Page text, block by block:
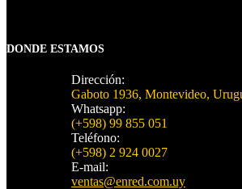
DONDE ESTAMOS
Dirección:
Gaboto 1936, Montevideo,
Whatsapp:
(+598) 99 855 051
Teléfono:
(+598) 2 924 0027
E-mail:
ventas@enred.com.uy